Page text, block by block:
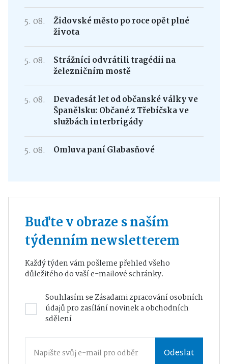
5. 08.
Židovské město po roce opět plné
života
5. 08.
Strážníci odvrátili tragédii na
železničním mostě
5. 08.
Devadesát let od občanské války ve
Španělsku: Občané z Třebíčska ve
službách interbrigády
5. 08. Omluva paní Glabasňové
Buďte v obraze s naším
týdenním newsletterem
Každý týden vám pošleme přehled všeho
důležitého do vaší e-mailové schránky.
Souhlasím seZásadami zpracování osobních
údajůpro zasílání novinek a obchodních
sdělení
Odeslat